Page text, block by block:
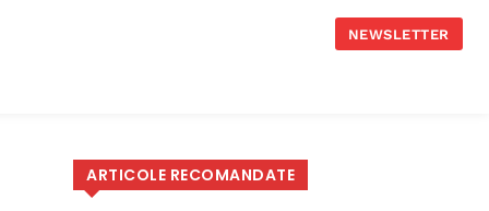
NEWSLETTER
ARTICOLE RECOMANDATE